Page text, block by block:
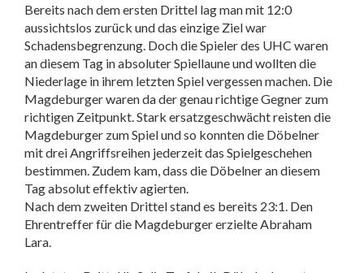
Bereits nach dem ersten Drittel lag man mit 12:0
aussichtslos zurück und das einzige Ziel war
Schadensbegrenzung. Doch die Spieler des UHC waren
an diesem Tag in absoluter Spiellaune und wollten die
Niederlage in ihrem letzten Spiel vergessen machen. Die
Magdeburger waren da der genau richtige Gegner zum
richtigen Zeitpunkt. Stark ersatzgeschwächt reisten die
Magdeburger zum Spiel und so konnten die Döbelner
mit drei Angriffsreihen jederzeit das Spielgeschehen
bestimmen. Zudem kam, dass die Döbelner an diesem
Tag absolut effektiv agierten.
Nach dem zweiten Drittel stand es bereits 23:1. Den
Ehrentreffer für die Magdeburger erzielte Abraham
Lara.